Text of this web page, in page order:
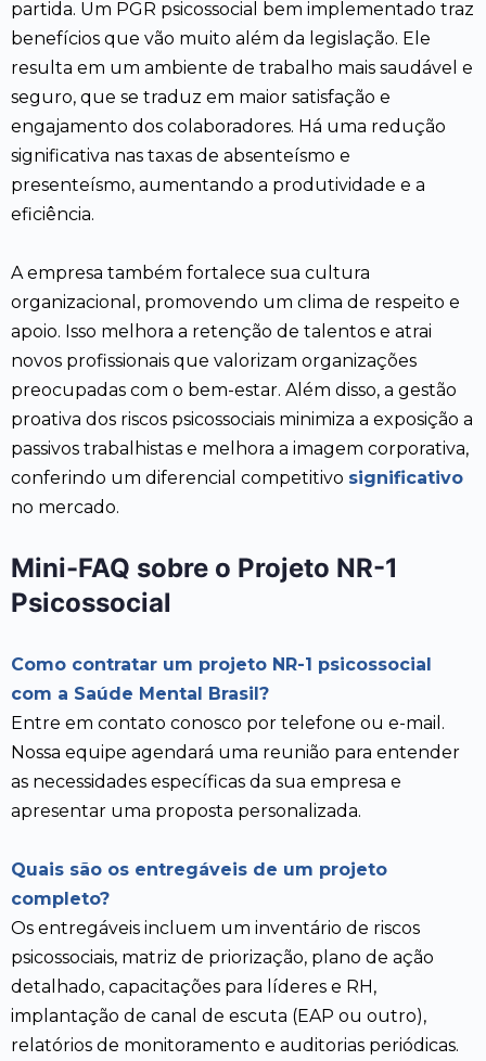
partida. Um PGR psicossocial bem implementado traz
benefícios que vão muito além da legislação. Ele
resulta em um ambiente de trabalho mais saudável e
seguro, que se traduz em maior satisfação e
engajamento dos colaboradores. Há uma redução
significativa nas taxas de absenteísmo e
presenteísmo, aumentando a produtividade e a
eficiência.
A empresa também fortalece sua cultura
organizacional, promovendo um clima de respeito e
apoio. Isso melhora a retenção de talentos e atrai
novos profissionais que valorizam organizações
preocupadas com o bem-estar. Além disso, a gestão
proativa dos riscos psicossociais minimiza a exposição a
passivos trabalhistas e melhora a imagem corporativa,
conferindo um diferencial competitivo significativo
no mercado.
Mini-FAQ sobre o Projeto NR-1
Psicossocial
Como contratar um projeto NR-1 psicossocial
com a Saúde Mental Brasil?
Entre em contato conosco por telefone ou e-mail.
Nossa equipe agendará uma reunião para entender
as necessidades específicas da sua empresa e
apresentar uma proposta personalizada.
Quais são os entregáveis de um projeto
completo?
Os entregáveis incluem um inventário de riscos
psicossociais, matriz de priorização, plano de ação
detalhado, capacitações para líderes e RH,
implantação de canal de escuta (EAP ou outro),
relatórios de monitoramento e auditorias periódicas.